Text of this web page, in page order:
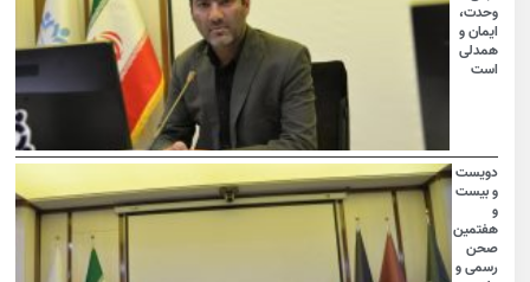
وحدت،
ایمان و
همدلی
است
دویست
و بیست
هفتمین
صحن
رسمی و